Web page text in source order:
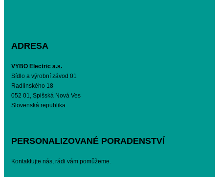
ADRESA
VYBO Electric a.s.
Sídlo a výrobní závod 01
Radlinského 18
052 01, Spišská Nová Ves
Slovenská republika
PERSONALIZOVANÉ PORADENSTVÍ
Kontaktujte nás, rádi vám pomůžeme.